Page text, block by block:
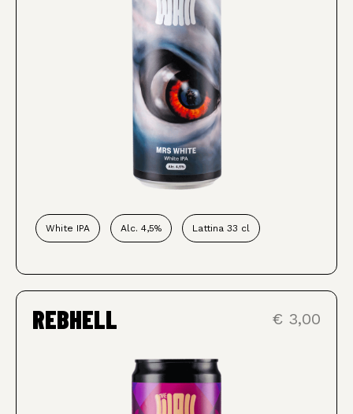
White IPA Alc. 4,5% Lattina 33 cl
REBHELL € 3,00